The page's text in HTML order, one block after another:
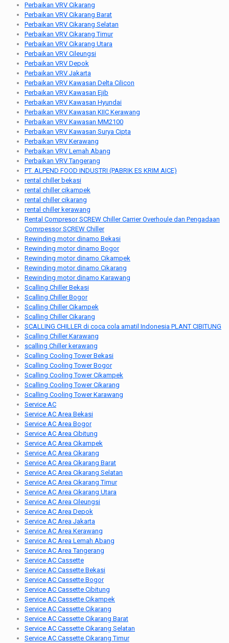
Perbaikan VRV Cikarang
Perbaikan VRV Cikarang Barat
Perbaikan VRV Cikarang Selatan
Perbaikan VRV Cikarang Timur
Perbaikan VRV Cikarang Utara
Perbaikan VRV Cileungsi
Perbaikan VRV Depok
Perbaikan VRV Jakarta
Perbaikan VRV Kawasan Delta Cilicon
Perbaikan VRV Kawasan Ejib
Perbaikan VRV Kawasan Hyundai
Perbaikan VRV Kawasan KIIC Kerawang
Perbaikan VRV Kawasan MM2100
Perbaikan VRV Kawasan Surya Cipta
Perbaikan VRV Kerawang
Perbaikan VRV Lemah Abang
Perbaikan VRV Tangerang
PT. ALPEND FOOD INDUSTRI (PABRIK ES KRIM AICE)
rental chiller bekasi
rental chiller cikampek
rental chiller cikarang
rental chiller kerawang
Rental Compresor SCREW Chiller Carrier Overhoule dan Pengadaan
Comrpessor SCREW Chiller
Rewinding motor dinamo Bekasi
Rewinding motor dinamo Bogor
Rewinding motor dinamo Cikampek
Rewinding motor dinamo Cikarang
Rewinding motor dinamo Karawang
Scalling Chiller Bekasi
Scalling Chiller Bogor
Scalling Chiller Cikampek
Scalling Chiller Cikarang
SCALLING CHILLER di coca cola amatil Indonesia PLANT CIBITUNG
Scalling Chiller Karawang
scalling Chiller kerawang
Scalling Cooling Tower Bekasi
Scalling Cooling Tower Bogor
Scalling Cooling Tower Cikampek
Scalling Cooling Tower Cikarang
Scalling Cooling Tower Karawang
Service AC
Service AC Area Bekasi
Service AC Area Bogor
Service AC Area Cibitung
Service AC Area Cikampek
Service AC Area Cikarang
Service AC Area Cikarang Barat
Service AC Area Cikarang Selatan
Service AC Area Cikarang Timur
Service AC Area Cikarang Utara
Service AC Area Cileungsi
Service AC Area Depok
Service AC Area Jakarta
Service AC Area Kerawang
Service AC Area Lemah Abang
Service AC Area Tangerang
Service AC Cassette
Service AC Cassette Bekasi
Service AC Cassette Bogor
Service AC Cassette Cibitung
Service AC Cassette Cikampek
Service AC Cassette Cikarang
Service AC Cassette Cikarang Barat
Service AC Cassette Cikarang Selatan
Service AC Cassette Cikarang Timur